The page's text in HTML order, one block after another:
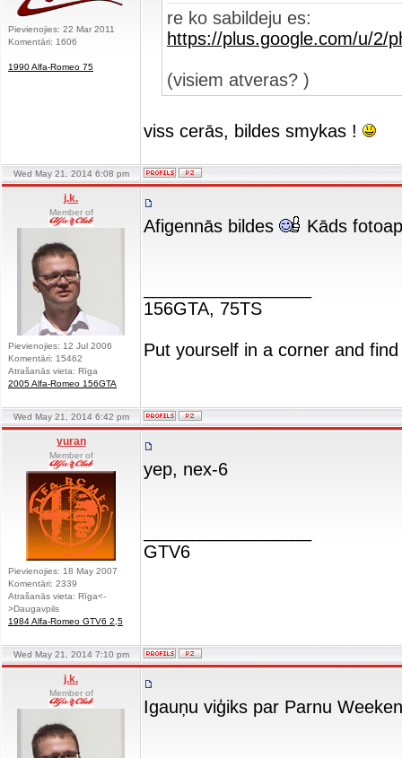
Pievienojies: 22 Mar 2011
Komentāri: 1606
1990 Alfa-Romeo 75
re ko sabildeju es:
https://plus.google.com/u/2/
(visiem atveras? )
viss cerās, bildes smykas !
Wed May 21, 2014 6:08 pm
j.k.
Member of
Pievienojies: 12 Jul 2006
Komentāri: 15462
Atrašanās vieta: Rīga
2005 Alfa-Romeo 156GTA
Afigennās bildes Kāds
156GTA, 75TS
Put yourself in a corner and
Wed May 21, 2014 6:42 pm
yuran
Member of
Pievienojies: 18 May 2007
Komentāri: 2339
Atrašanās vieta: Rīga<-
>Daugavpils
1984 Alfa-Romeo GTV6 2,5
yep, nex-6
GTV6
Wed May 21, 2014 7:10 pm
j.k.
Member of
Igauņu viģiks par Parnu